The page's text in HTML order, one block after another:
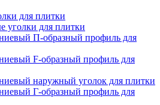
для плитки
уголки для плитки
П-образный профиль для
F-образный профиль для
наружный уголок для плитки
Г-образный профиль для